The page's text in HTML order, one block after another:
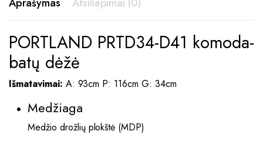
Aprašymas Atsiliepimai (0)
PORTLAND PRTD34-D41 komoda-
batų dėžė
Išmatavimai: A: 93cm P: 116cm G: 34cm
Medžiaga
Medžio drožlių plokštė (MDP)